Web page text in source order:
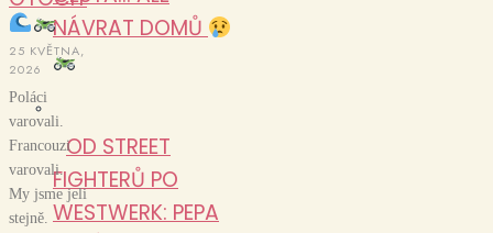
NÁVRAT DOMŮ
OD STREET
FIGHTERŮ PO
WESTWERK: PEPA
25 KVĚTNA,
2026
Poláci
varovali.
Francouzi
varovali.
My jsme jeli
stejně.